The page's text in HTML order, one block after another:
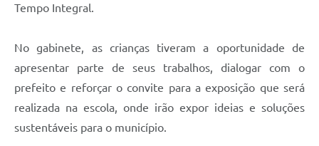
Tempo Integral.
No gabinete, as crianças tiveram a oportunidade de
apresentar parte de seus trabalhos, dialogar com o
prefeito e reforçar o convite para a exposição que será
realizada na escola, onde irão expor ideias e soluções
sustentáveis para o município.